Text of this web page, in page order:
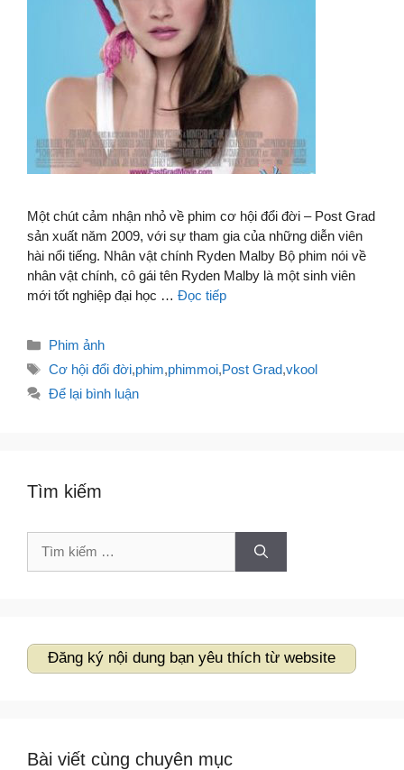
Một chút cảm nhận nhỏ về phim cơ hội đổi đời – Post Grad
sản xuất năm 2009, với sự tham gia của những diễn viên
hài nổi tiếng. Nhân vật chính Ryden Malby Bộ phim nói về
nhân vật chính, cô gái tên Ryden Malby là một sinh viên
mới tốt nghiệp đại học … Đọc tiếp
Danh
mục
Phim ảnh
Thẻ
Cơ hội đổi đời,phim,phimmoi,Post Grad,vkool
Để lại bình luận
Tìm kiếm
Tìm
Đăng ký nội dung bạn yêu thích từ website
Bài viết cùng chuyên mục